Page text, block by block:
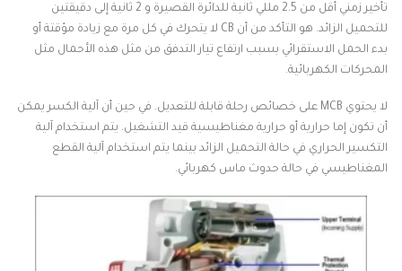
تأخير زمني أقل من 2.5 مللي ثانية للدائرة القصيرة و 2 ثانية إلى دقيقتين
للتحميل الزائد. هو التأكد من أن CB لا يتحرك في كل مرة مع زيادة مؤقتة أو
بدء الحمل الاستقرائي بسبب ارتفاع تيار التدفق من مثل هذه الأحمال مثل
المحركات الكهربائية.
لا يحتوي MCB على خصائص رحلة قابلة للتعديل. في حين أن آلية الكسر يمكن
أن تكون إما حرارية أو حرارية مغناطيسية قيد التشغيل. يتم استخدام آلية
التكسير الحراري في حالة التحميل الزائد بينما يتم استخدام آلية القطع
المغناطيسي في حالة حدوث ماس كهربائي.